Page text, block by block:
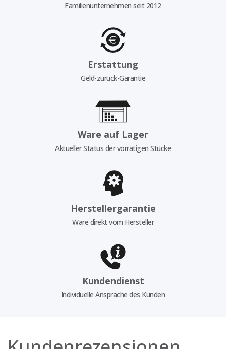
Familienunternehmen seit 2012
Erstattung
Geld-zurück-Garantie
Ware auf Lager
Aktueller Status der vorrätigen Stücke
Herstellergarantie
Ware direkt vom Hersteller
Kundendienst
Individuelle Ansprache des Kunden